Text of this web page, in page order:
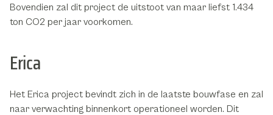
Bovendien zal dit project de uitstoot van maar liefst 1.434
ton CO2 per jaar voorkomen.
Erica
Het Erica project bevindt zich in de laatste bouwfase en zal
naar verwachting binnenkort operationeel worden. Dit